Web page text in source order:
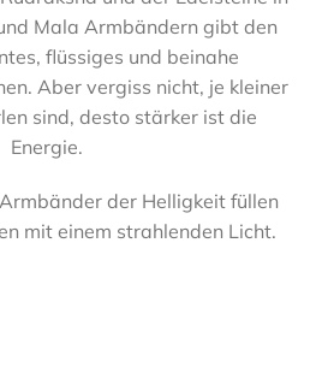
Mala Armbändern gibt den
flüssiges und beinahe
Aber vergiss nicht, je kleiner
sind, desto stärker ist die
Energie.
der Helligkeit füllen
mit einem strahlenden Licht.